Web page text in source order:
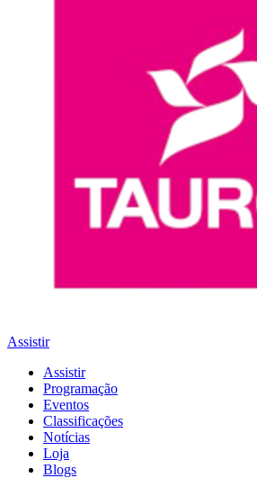
Assistir
Assistir
Programação
Eventos
Classificações
Notícias
Loja
Blogs